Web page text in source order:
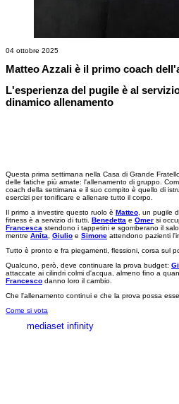
04 ottobre 2025
Matteo Azzali è il primo coach
L'esperienza del pugile è al
dinamico allenamento
Questa prima settimana nella Casa di Grande
delle fatiche più amate: l'allenamento di gruppo.
coach della settimana e il suo compito è quello di
esercizi per tonificare e allenare tutto il corpo.
Il primo a investire questo ruolo è Matteo, un pugile
fitness è a servizio di tutti. Benedetta e Omer si
Francesca stendono i tappetini e sgomberano il
mentre Anita, Giulio e Simone attendono pazienti
Tutto è pronto e fra piegamenti, flessioni, corsa sul
Qualcuno, però, deve continuare la prova budget:
attaccate ai cilindri colmi d'acqua, almeno fino a
Francesco danno loro il cambio.
Che l'allenamento continui e che la prova possa
Come si vota
mediaset infinity